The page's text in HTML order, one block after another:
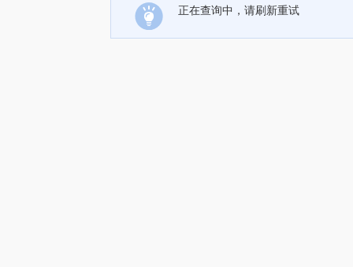
正在查询中，请刷新重试